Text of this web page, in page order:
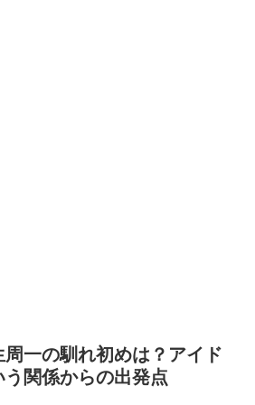
一の馴れ初めは？アイド
関係からの出発点